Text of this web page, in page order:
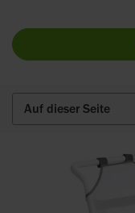
Auf dieser Seite